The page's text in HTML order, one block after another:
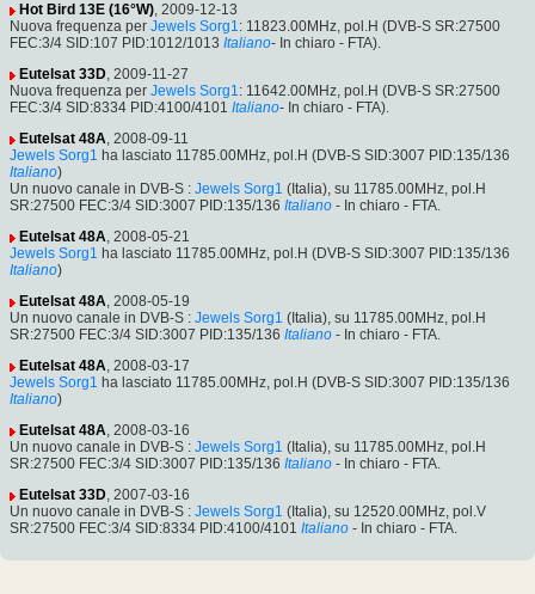
Hot Bird 13E (16°W), 2009-12-13
Nuova frequenza per Jewels Sorg1: 11823.00MHz, pol.H (DVB-S SR:27500
FEC:3/4 SID:107 PID:1012/1013 Italiano- In chiaro - FTA).
Eutelsat 33D, 2009-11-27
Nuova frequenza per Jewels Sorg1: 11642.00MHz, pol.H (DVB-S SR:27500
FEC:3/4 SID:8334 PID:4100/4101 Italiano- In chiaro - FTA).
Eutelsat 48A, 2008-09-11
Jewels Sorg1 ha lasciato 11785.00MHz, pol.H (DVB-S SID:3007 PID:135/136
Italiano)
Un nuovo canale in DVB-S : Jewels Sorg1 (Italia), su 11785.00MHz, pol.H
SR:27500 FEC:3/4 SID:3007 PID:135/136 Italiano - In chiaro - FTA.
Eutelsat 48A, 2008-05-21
Jewels Sorg1 ha lasciato 11785.00MHz, pol.H (DVB-S SID:3007 PID:135/136
Italiano)
Eutelsat 48A, 2008-05-19
Un nuovo canale in DVB-S : Jewels Sorg1 (Italia), su 11785.00MHz, pol.H
SR:27500 FEC:3/4 SID:3007 PID:135/136 Italiano - In chiaro - FTA.
Eutelsat 48A, 2008-03-17
Jewels Sorg1 ha lasciato 11785.00MHz, pol.H (DVB-S SID:3007 PID:135/136
Italiano)
Eutelsat 48A, 2008-03-16
Un nuovo canale in DVB-S : Jewels Sorg1 (Italia), su 11785.00MHz, pol.H
SR:27500 FEC:3/4 SID:3007 PID:135/136 Italiano - In chiaro - FTA.
Eutelsat 33D, 2007-03-16
Un nuovo canale in DVB-S : Jewels Sorg1 (Italia), su 12520.00MHz, pol.V
SR:27500 FEC:3/4 SID:8334 PID:4100/4101 Italiano - In chiaro - FTA.